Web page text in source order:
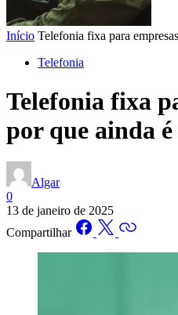
Início Telefonia fixa para
Telefonia
Telefonia fixa
por que ainda é
Algar
0
13 de janeiro de 2025
Compartilhar